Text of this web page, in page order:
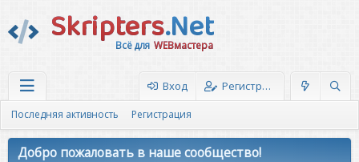
Skripters.Net
Всё для WEBмастера
Вход Регистрация
Последняя активность Регистрация
Добро пожаловать в наше сообщество!